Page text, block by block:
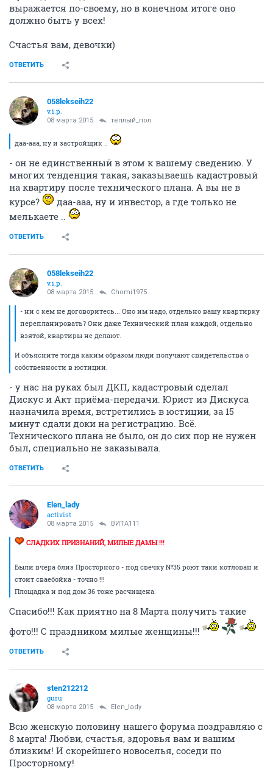
выражается по-своему, но в конечном итоге оно
должно быть у всех!
Счастья вам, девочки)
ОТВЕТИТЬ
058lekseih22
v.i.p.
08 марта 2015 теплый_пол
даа-ааа, ну и застройщик ..
- он не единственный в этом к вашему сведению. У
многих тенденция такая, заказываешь кадастровый
на квартиру после технического плана. А вы не в
курсе?
даа-ааа, ну и инвестор, а где только не
мелькаете ..
ОТВЕТИТЬ
058lekseih22
v.i.p.
08 марта 2015 Chomi1975
- ни с кем не договоритесь... Оно им надо, отдельно вашу квартирку
перепланировать? Они даже Технический план каждой, отдельно
взятой, квартиры не делают.
И объясните тогда каким образом люди получают свидетельства о
собственности в юстиции.
- у нас на руках был ДКП, кадастровый сделал
Дискус и Акт приёма-передачи. Юрист из Дискуса
назначила время, встретились в юстиции, за 15
минут сдали доки на регистрацию. Всё.
Технического плана не было, он до сих пор не нужен
был, специально не заказывала.
ОТВЕТИТЬ
Elen_lady
activist
08 марта 2015 ВИТА111
СЛАДКИХ ПРИЗНАНИЙ, МИЛЫЕ ДАМЫ !!!
Были вчера близ Просторного - под свечку №35 роют таки котлован и
стоит сваебойка - точно !!!
Площадка и под дом 36 тоже расчищена.
Спасибо!!! Как приятно на 8 Марта получить такие
фото!!! С праздником милые женщины!!!
ОТВЕТИТЬ
sten212212
guru
08 марта 2015 Elen_lady
Всю женскую половину нашего форума поздравляю с
8 марта! Любви, счастья, здоровья вам и вашим
близким! И скорейшего новоселья, соседи по
Просторному!